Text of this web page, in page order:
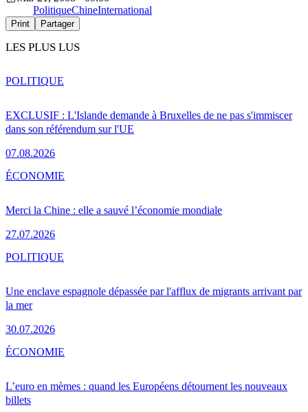
PolitiqueChineInternational
Print Partager
LES PLUS LUS
EXCLUSIF : L'Islande demande à Bruxelles de ne pas s'immiscer
dans son référendum sur l'UE
07.08.2026
POLITIQUE
Merci la Chine : elle a sauvé l’économie mondiale
27.07.2026
ÉCONOMIE
Une enclave espagnole dépassée par l'afflux de migrants arrivant par
la mer
30.07.2026
POLITIQUE
L’euro en mèmes : quand les Européens détournent les nouveaux
billets
ÉCONOMIE